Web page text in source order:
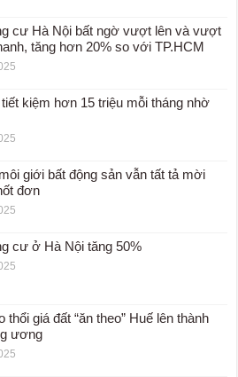
cư Hà Nội bất ngờ vượt lên và vượt
tăng hơn 20% so với TP.HCM
kiệm hơn 15 triệu mỗi tháng nhờ
giới bất động sản vẫn tất tả mời
đơn
cư ở Hà Nội tăng 50%
thổi giá đất “ăn theo” Huế lên thành
ương